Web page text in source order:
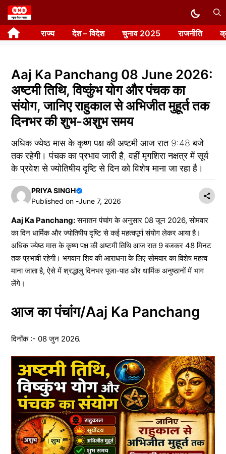
Skip
to
content राज्य देश – विदेश चुनाव 2025 राजनीति
Aaj Ka Panchang 08 June 2026:
अष्टमी तिथि, विष्कुंभ योग और पंचक का
संयोग, जानिए राहुकाल से अभिजीत मुहूर्त तक
दिनभर की शुभ-अशुभ समय
अधिक ज्येष्ठ मास के कृष्ण पक्ष की अष्टमी आज रात 9:48 बजे
तक रहेगी। पंचक का प्रभाव जारी है, वहीं मृगशिरा नक्षत्र में सूर्य
के प्रवेश से ज्योतिषीय दृष्टि से दिन को विशेष माना जा रहा है।
PRIYA SINGH
Published on -June 7, 2026
Aaj Ka Panchang:सनातन पंचांग के अनुसार 08 जून 2026, सोमवार
का दिन धार्मिक और ज्योतिषीय दृष्टि से कई महत्वपूर्ण संयोग लेकर आया है।
अधिक ज्येष्ठ मास के कृष्ण पक्ष की अष्टमी तिथि आज रात 9 बजकर 48 मिनट
तक प्रभावी रहेगी। भगवान शिव की आराधना के लिए सोमवार का विशेष महत्व
माना जाता है, ऐसे में श्रद्धालु दिनभर पूजा-पाठ और धार्मिक अनुष्ठानों में भाग
लेंगे।
आज का पंचांग/Aaj Ka Panchang
दिनाँक :- 08 जुन 2026.